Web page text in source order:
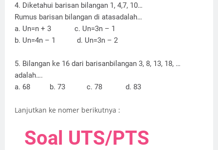
4. Diketahui barisan bilangan 1, 4,7, 10…
Rumus barisan bilangan di atasadalah…
a. Un=n + 3
c. Un=3n – 1
b. Un=4n – 1
d. Un=3n – 2
5. Bilangan ke 16 dari barisanbilangan 3, 8, 13, 18, …
adalah….
a. 68
b. 73 c. 78 d. 83
Lanjutkan ke nomer berikutnya :
Soal UTS/PTS